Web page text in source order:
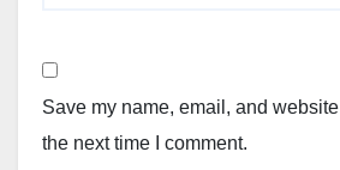
Save my name, email, and
the next time I comment.